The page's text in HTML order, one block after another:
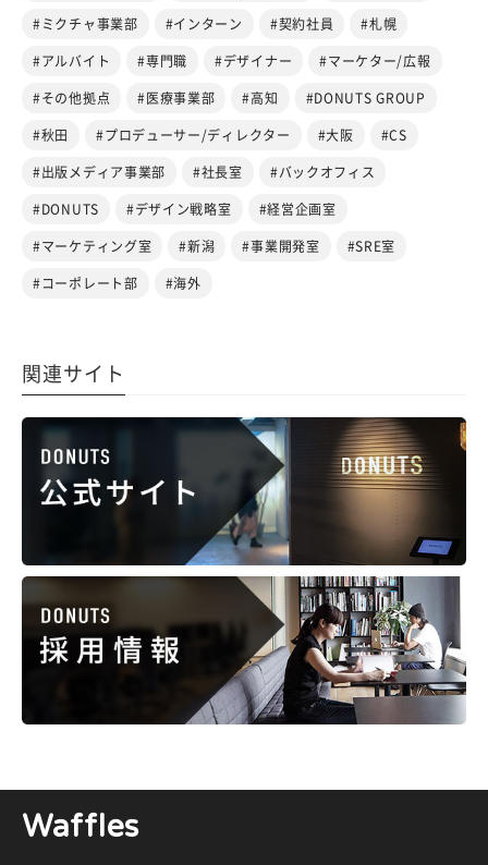
#ミクチャ事業部 #インターン #契約社員 #札幌
#アルバイト #専門職 #デザイナー #マーケター/広報
#その他拠点 #医療事業部 #高知 #DONUTS GROUP
#秋田 #プロデューサー/ディレクター #大阪 #CS
#出版メディア事業部 #社長室 #バックオフィス
#DONUTS #デザイン戦略室 #経営企画室
#マーケティング室 #新潟 #事業開発室 #SRE室
#コーポレート部 #海外
関連サイト
Waffles